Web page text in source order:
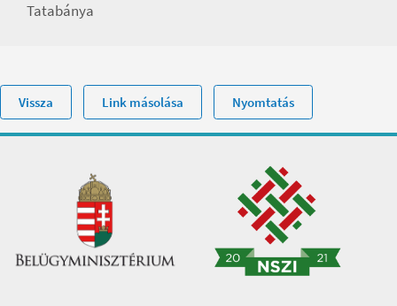
Tatabánya
Vissza Link másolása Nyomtatás